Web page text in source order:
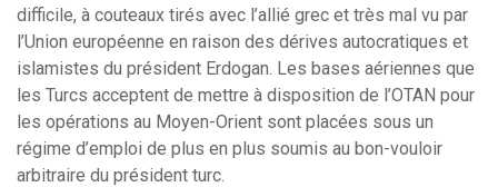
difficile, à couteaux tirés avec l’allié grec et très mal vu par
l’Union européenne en raison des dérives autocratiques et
islamistes du président Erdogan. Les bases aériennes que
les Turcs acceptent de mettre à disposition de l’OTAN pour
les opérations au Moyen-Orient sont placées sous un
régime d’emploi de plus en plus soumis au bon-vouloir
arbitraire du président turc.